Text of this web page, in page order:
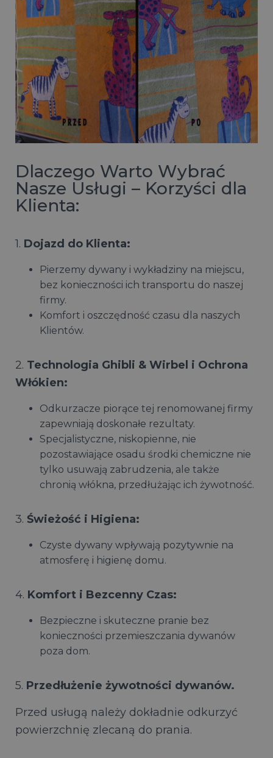
Dlaczego Warto Wybrać
Nasze Usługi – Korzyści dla
Klienta:
1. Dojazd do Klienta:
Pierzemy dywany i wykładziny na miejscu,
bez konieczności ich transportu do naszej
firmy.
Komfort i oszczędność czasu dla naszych
Klientów.
2. Technologia Ghibli & Wirbel i Ochrona
Włókien:
Odkurzacze piorące tej renomowanej firmy
zapewniają doskonałe rezultaty.
Specjalistyczne, niskopienne, nie
pozostawiające osadu środki chemiczne nie
tylko usuwają zabrudzenia, ale także
chronią włókna, przedłużając ich żywotność.
3. Świeżość i Higiena:
Czyste dywany wpływają pozytywnie na
atmosferę i higienę domu.
4. Komfort i Bezcenny Czas:
Bezpieczne i skuteczne pranie bez
konieczności przemieszczania dywanów
poza dom.
5. Przedłużenie żywotności dywanów.
Przed usługą należy dokładnie odkurzyć
powierzchnię zlecaną do prania.